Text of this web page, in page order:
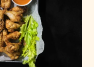
o
m
e
s
t